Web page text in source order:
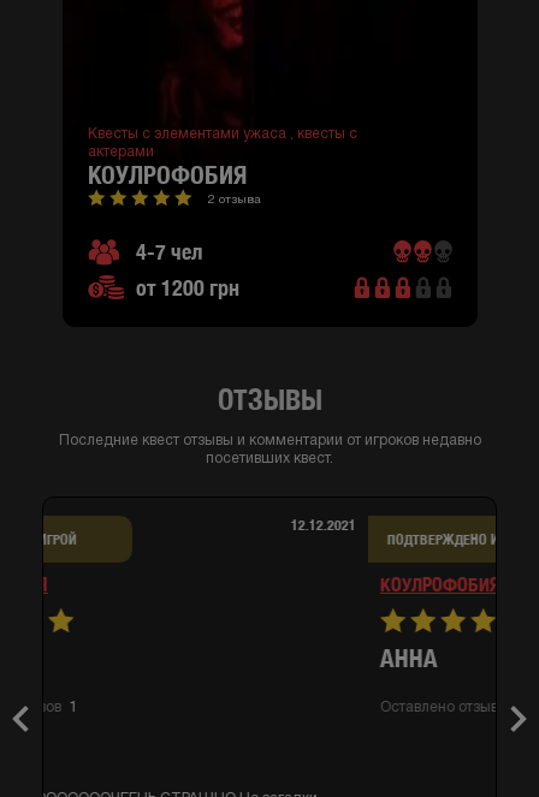
Квесты с элементами ужаса , квесты с
актерами
КОУЛРОФОБИЯ
2 отзыва
4-7 чел
от 1200 грн
ОТЗЫВЫ
Последние квест отзывы и комментарии от игроков недавно
посетивших квест.
Previous
Оставлено отзывов
ПОДТВЕРЖДЕНО ИГРОЙ